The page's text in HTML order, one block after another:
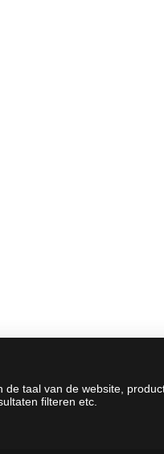
taal van de website,
filteren etc.